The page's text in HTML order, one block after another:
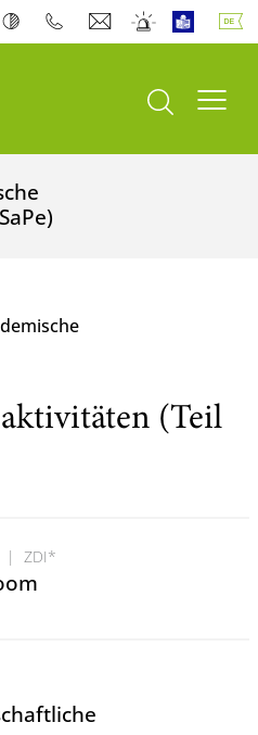
Suche öffnen
(Teil
| ZDI*